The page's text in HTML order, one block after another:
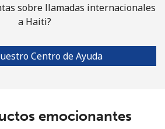
sobre llamadas internacionales
a Haiti?
Centro de Ayuda
emocionantes